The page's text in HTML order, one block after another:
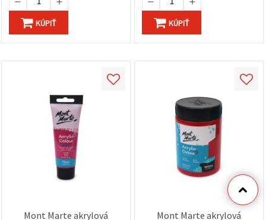
KÚPIŤ KÚPIŤ
Mont Marte akrylová Mont Marte akrylová